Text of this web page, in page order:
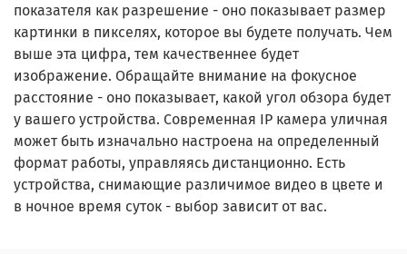
показателя как разрешение - оно показывает размер
картинки в пикселях, которое вы будете получать. Чем
выше эта цифра, тем качественнее будет
изображение. Обращайте внимание на фокусное
расстояние - оно показывает, какой угол обзора будет
у вашего устройства. Современная IP камера уличная
может быть изначально настроена на определенный
формат работы, управляясь дистанционно. Есть
устройства, снимающие различимое видео в цвете и
в ночное время суток - выбор зависит от вас.